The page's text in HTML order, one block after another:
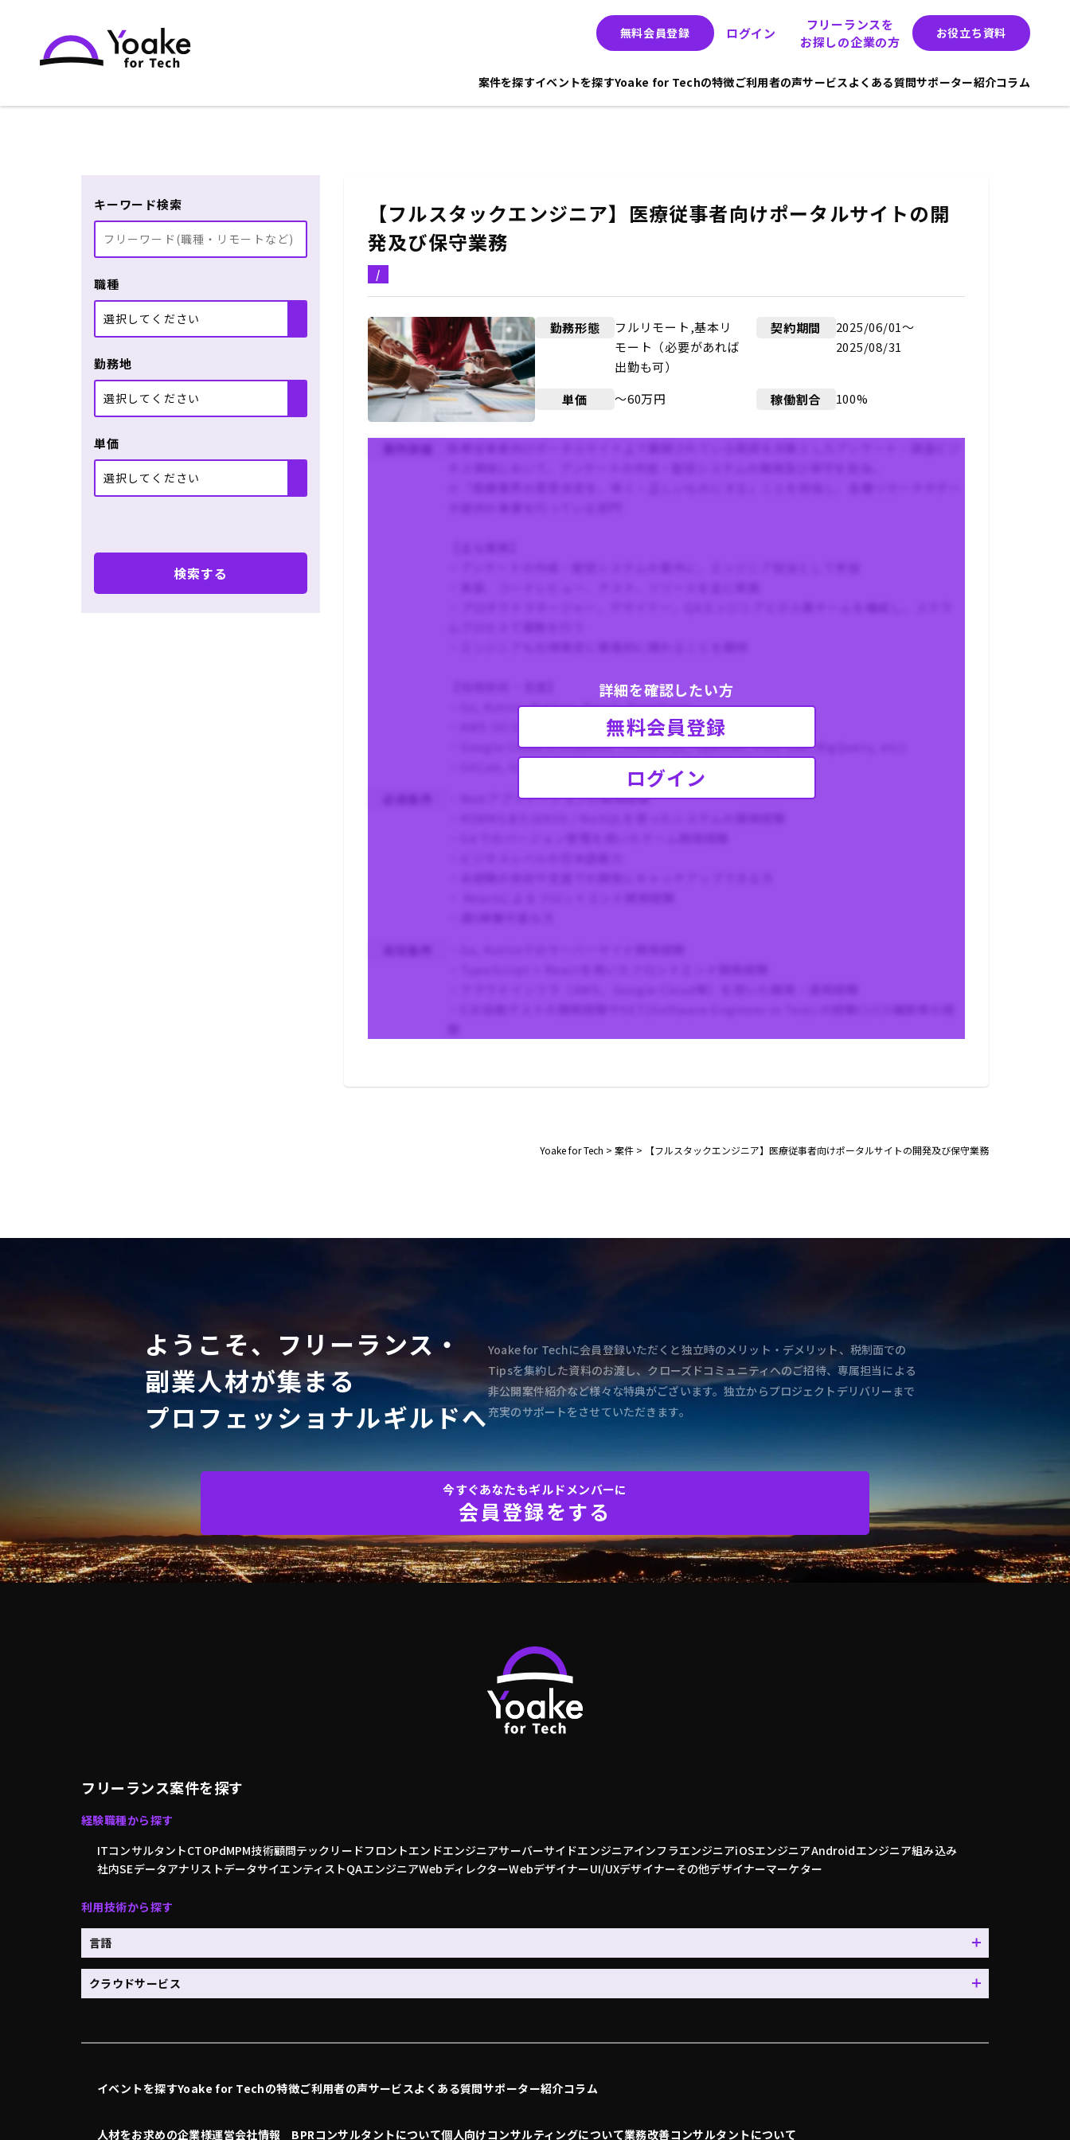
無料会員登録 ログイン
フリーランスを
お探しの企業の方
お役立ち資料
案件を探すイベントを探すYoake for Techの特徴ご利用者の声サービスよくある質問サポーター紹介コラム
キーワード検索
職種
選択してください
勤務地
選択してください
単価
選択してください
【フルスタックエンジニア】医療従事者向けポータルサイトの開
発及び保守業務
/
勤務形態
フルリモート,基本リ
モート（必要があれば
出勤も可）
契約期間
2025/06/01〜
2025/08/31
単価 〜60万円 稼働割合 100%
・Go, Kotlin, Python, React, Terraform
・AWS (ECS, Lambda, RDS, etc)
・Google Cloud (CloudRun, , CloudSQL, Spanner, Pub/Sub, BigQuery, etc)
・GitLab, GitLab CI, Jira, Confluence, Slack, Zoom
・Webアプリケーションの開発経験
詳細を確認したい方
無料会員登録
ログイン
Yoake for Tech > 案件 > 【フルスタックエンジニア】医療従事者向けポータルサイトの開発及び保守業務
ようこそ、フリーランス・
副業人材が集まる
プロフェッショナルギルドへ
Yoake for Techに会員登録いただくと独立時のメリット・デメリット、税制面での
Tipsを集約した資料のお渡し、クローズドコミュニティへのご招待、専属担当による
非公開案件紹介など様々な特典がございます。独立からプロジェクトデリバリーまで
充実のサポートをさせていただきます。
今すぐあなたもギルドメンバーに
会員登録をする
フリーランス案件を探す
経験職種から探す
ITコンサルタントCTOPdMPM技術顧問テックリードフロントエンドエンジニアサーバーサイドエンジニアインフラエンジニアiOSエンジニアAndroidエンジニア組み込み
社内SEデータアナリストデータサイエンティストQAエンジニアWebディレクターWebデザイナーUI/UXデザイナーその他デザイナーマーケター
利用技術から探す
言語
クラウドサービス
イベントを探すYoake for Techの特徴ご利用者の声サービスよくある質問サポーター紹介コラム
人材をお求めの企業様運営会社情報 BPRコンサルタントについて個人向けコンサルティングについて業務改善コンサルタントについて